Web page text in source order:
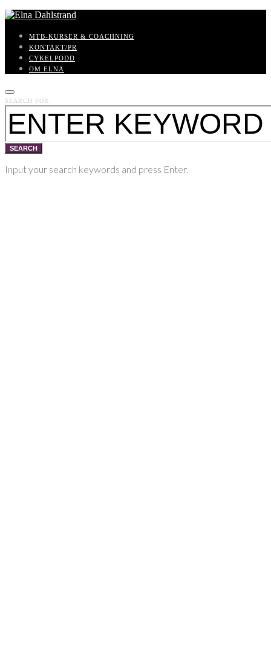
MTB-KURSER & COACHNING
KONTAKT/PR
CYKELPODD
OM ELNA
SEARCH FOR:
SEARCH
Input your search keywords and press Enter.